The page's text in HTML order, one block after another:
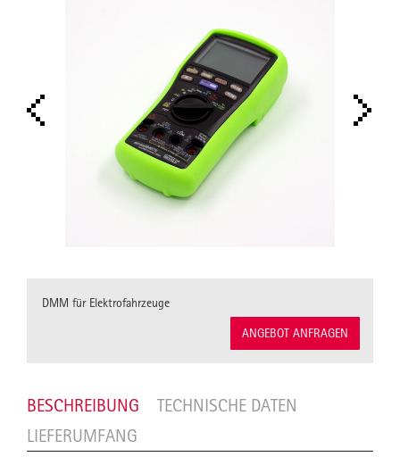
DMM für Elektrofahrzeuge
ANGEBOT ANFRAGEN
BESCHREIBUNG
TECHNISCHE DATEN
LIEFERUMFANG